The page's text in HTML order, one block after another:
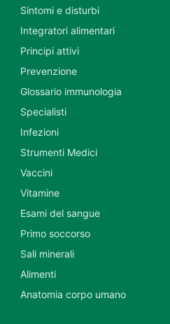
Sintomi e disturbi
Integratori alimentari
Principi attivi
Prevenzione
Glossario immunologia
Specialisti
Infezioni
Strumenti Medici
Vaccini
Vitamine
Esami del sangue
Primo soccorso
Sali minerali
Alimenti
Anatomia corpo umano